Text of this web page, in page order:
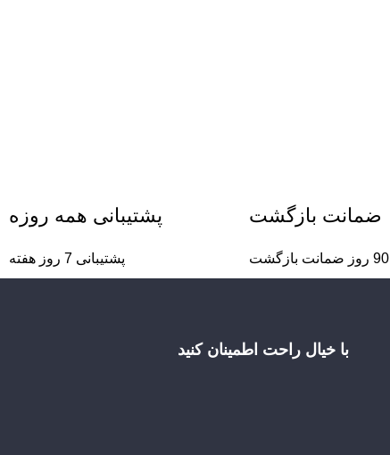
ضمانت بازگشت
90 روز ضمانت بازگشت
پشتیبانی همه روزه
پشتیبانی 7 روز هفته
با خیال راحت اطمینان کنید